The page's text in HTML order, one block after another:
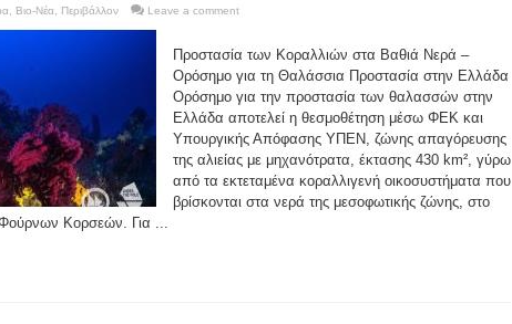
Βιο-Νέα Περιβάλλον Leave a comment
Προστασία των Κοραλλιών στα Βαθιά Νερά –
Ορόσημο για τη Θαλάσσια Προστασία στην Ελλάδα
Ορόσημο για την προστασία των θαλασσών στην
Ελλάδα αποτελεί η θεσμοθέτηση μέσω ΦΕΚ και
Υπουργικής Απόφασης ΥΠΕΝ, ζώνης απαγόρευσης
της αλιείας με μηχανότρατα, έκτασης 430 km², γύρω
από τα εκτεταμένα κοραλλιγενή οικοσυστήματα που
βρίσκονται στα νερά της μεσοφωτικής ζώνης, στο
Κορσεών. Για ...